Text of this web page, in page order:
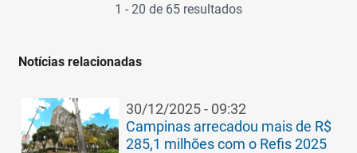
1 - 20 de 65 resultados
Notícias relacionadas
30/12/2025 - 09:32
Campinas arrecadou mais de R$
285,1 milhões com o Refis 2025